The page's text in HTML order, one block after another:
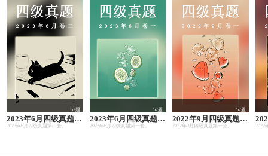
57题
2023年6月四级真题(第二套)
2023年6月四级真题第二套。
57题
2023年6月四级真题(第一套)
2023年6月四级真题第一套。
57题
2022年9月四级真题(第一套)
2022年9月四级真题第一套。